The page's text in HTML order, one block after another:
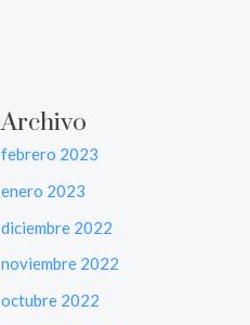
Archivo
febrero 2023
enero 2023
diciembre 2022
noviembre 2022
octubre 2022